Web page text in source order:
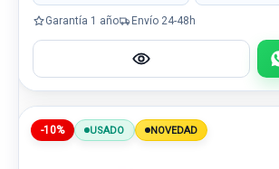
Garantía 1 año Envío 24-48h
-10% USADO NOVEDAD